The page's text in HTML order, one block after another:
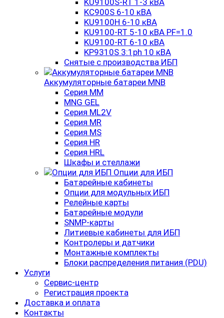
KU9100S-RT 1-3 кВА
KC900S 6-10 кВА
KU9100H 6-10 кВА
KU9100-RT 5-10 кВА PF=1.0
KU9100-RT 6-10 кВА
KP9310S 3:1ph 10 кВА
Снятые с производства ИБП
Аккумуляторные батареи MNB
Серия MM
MNG GEL
Серия ML2V
Серия MR
Серия MS
Серия HR
Серия HRL
Шкафы и стеллажи
Опции для ИБП
Батарейные кабинеты
Опции для модульных ИБП
Релейные карты
Батарейные модули
SNMP-карты
Литиевые кабинеты для ИБП
Контролеры и датчики
Монтажные комплекты
Блоки распределения питания (PDU)
Услуги
Сервис-центр
Регистрация проекта
Доставка и оплата
Контакты